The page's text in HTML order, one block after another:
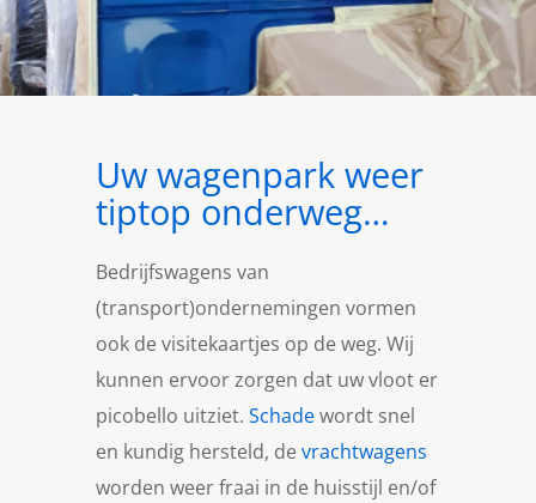
Uw wagenpark weer
tiptop onderweg…
Bedrijfswagens van
(transport)ondernemingen vormen
ook de visitekaartjes op de weg. Wij
kunnen ervoor zorgen dat uw vloot er
picobello uitziet. Schadewordt snel
en kundig hersteld, de vrachtwagens
worden weer fraai in de huisstijl en/of